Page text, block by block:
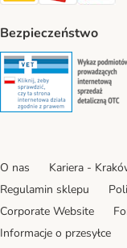
Bezpieczeństwo
Security
O nas Kariera -
Regulamin sklepu
Corporate Website
Informacje o przesyłce